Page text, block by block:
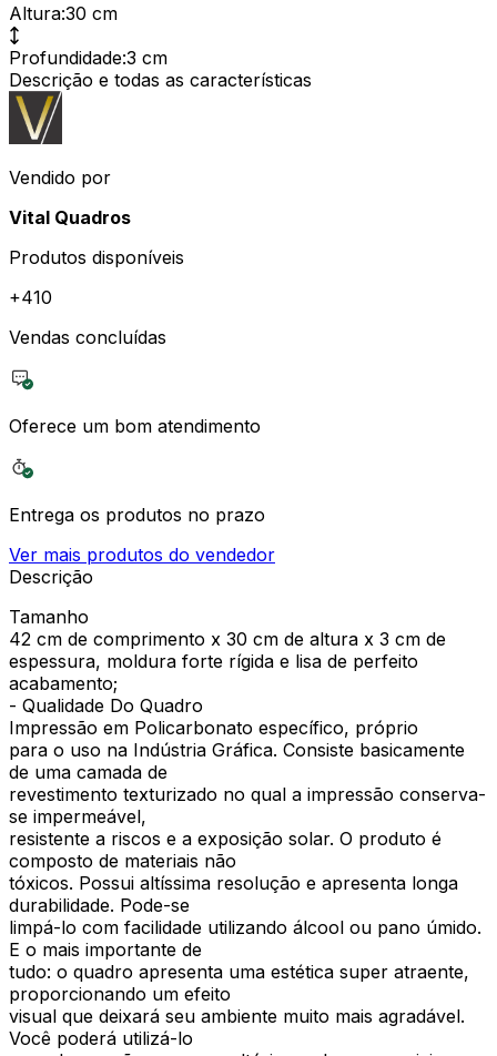
Altura:30 cm
Profundidade:3 cm
Descrição e todas as características
Vendido por
Vital Quadros
Produtos disponíveis
+410
Vendas concluídas
Oferece um bom atendimento
Entrega os produtos no prazo
Ver mais produtos do vendedor
Descrição
Tamanho
42 cm de comprimento x 30 cm de altura x 3 cm de
espessura, moldura forte rígida e lisa de perfeito
acabamento;
- Qualidade Do Quadro
Impressão em Policarbonato específico, próprio
para o uso na Indústria Gráfica. Consiste basicamente
de uma camada de
revestimento texturizado no qual a impressão conserva-
se impermeável,
resistente a riscos e a exposição solar. O produto é
composto de materiais não
tóxicos. Possui altíssima resolução e apresenta longa
durabilidade. Pode-se
limpá-lo com facilidade utilizando álcool ou pano úmido.
E o mais importante de
tudo: o quadro apresenta uma estética super atraente,
proporcionando um efeito
visual que deixará seu ambiente muito mais agradável.
Você poderá utilizá-lo